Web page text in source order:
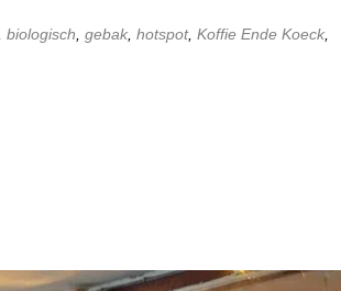
biologisch gebak hotspot, Koffie Ende Koeck